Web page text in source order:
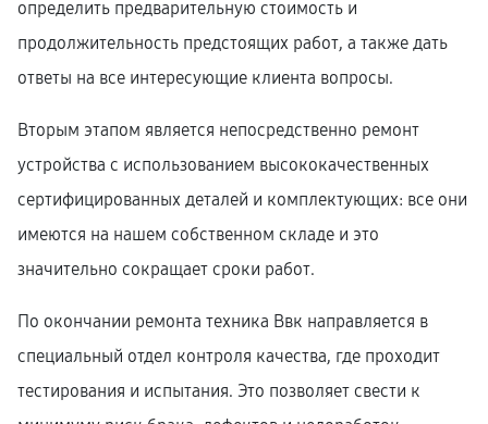
определить предварительную стоимость и
продолжительность предстоящих работ, а также дать
ответы на все интересующие клиента вопросы.
Вторым этапом является непосредственно ремонт
устройства с использованием высококачественных
сертифицированных деталей и комплектующих: все они
имеются на нашем собственном складе и это
значительно сокращает сроки работ.
По окончании ремонта техника Ввк направляется в
специальный отдел контроля качества, где проходит
тестирования и испытания. Это позволяет свести к